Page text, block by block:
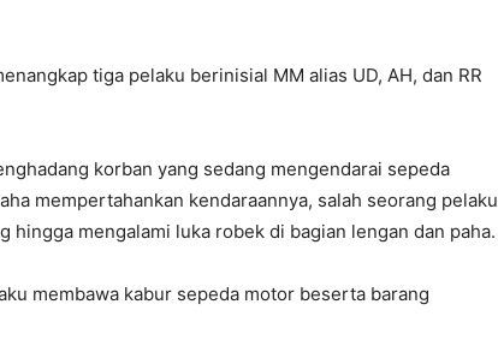
tiga pelaku berinisial MM alias UD, AH, dan RR
korban yang sedang mengendarai sepeda
mempertahankan kendaraannya, salah seorang pelaku
hingga mengalami luka robek di bagian lengan dan paha.
membawa kabur sepeda motor beserta barang